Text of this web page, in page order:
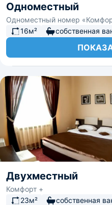
Одноместный
Одноместный номер
16м²
собственная
Двухместный
Комфорт +
23м²
собственная